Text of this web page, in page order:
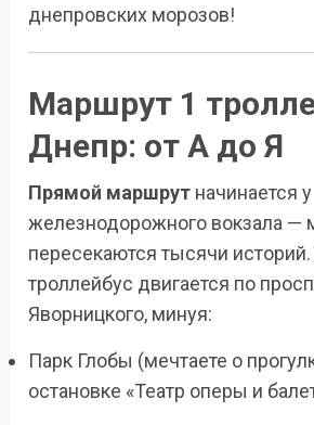
днепровских морозов!
Маршрут 1
Днепр: от А до Я
Прямой маршрут начинается у
железнодорожного вокзала —
пересекаются тысячи
троллейбус двигается по
Яворницкого, минуя:
Парк Глобы (мечтаете о
остановке «Театр оперы и